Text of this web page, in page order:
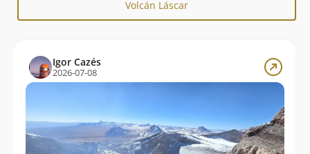
Volcán Láscar
Igor Cazés
2026-07-08